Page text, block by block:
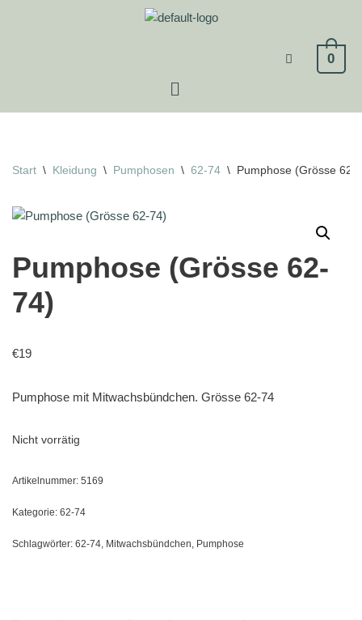
0
Start \ Kleidung \ Pumphosen \ 62-74 \ Pumphose (Grösse 62-
Pumphose (Grösse 62-
74)
€19
Pumphose mit Mitwachsbündchen. Grösse 62-74
Nicht vorrätig
Artikelnummer: 5169
Kategorie: 62-74
Schlagwörter: 62-74, Mitwachsbündchen, Pumphose